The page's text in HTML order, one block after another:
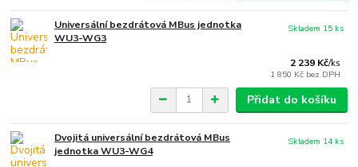
Universální bezdrátová MBus jednotka
WU3-WG3
2 239 Kč/ks
1 850 Kč bez DPH
Skladem 15 ks
Přidat do košíku
Dvojitá universální bezdrátová MBus
jednotka WU3-WG4
Skladem 14 ks